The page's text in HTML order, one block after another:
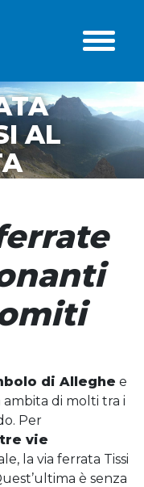
AL
di Alleghe e
ambita di molti tra i
Per
tre vie
la via ferrata Tissi
è senza